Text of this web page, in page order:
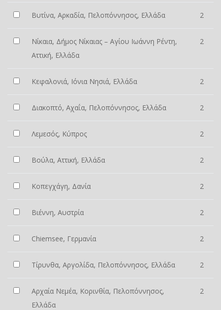
Βυτίνα, Αρκαδία, Πελοπόννησος, Ελλάδα 2
Νίκαια, Δήμος Νίκαιας – Αγίου Ιωάννη Ρέντη,
Αττική, Ελλάδα
2
Κεφαλονιά, Ιόνια Νησιά, Ελλάδα 2
Διακοπτό, Αχαΐα, Πελοπόννησος, Ελλάδα 2
Λεμεσός, Κύπρος 2
Βούλα, Αττική, Ελλάδα 2
Κοπεγχάγη, Δανία 2
Βιέννη, Αυστρία 2
Chiemsee, Γερμανία 2
Τίρυνθα, Αργολίδα, Πελοπόννησος, Ελλάδα 2
Αρχαία Νεμέα, Κορινθία, Πελοπόννησος,
Ελλάδα
2